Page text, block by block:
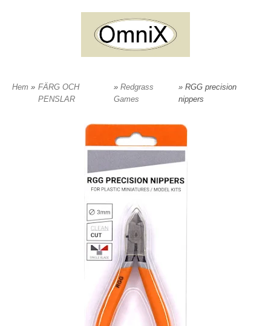
Hem » FÄRG OCH
PENSLAR
»Redgrass
Games
» RGG precision
nippers